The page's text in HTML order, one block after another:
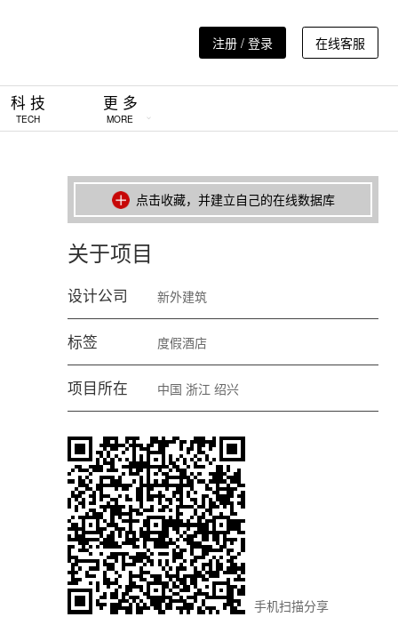
注册 / 登录 在线客服
科 技
TECH
更 多
MORE
点击收藏，并建立自己的在线数据库
关于项目
设计公司 新外建筑
标签 度假酒店
项目所在 中国 浙江 绍兴
手机扫描分享